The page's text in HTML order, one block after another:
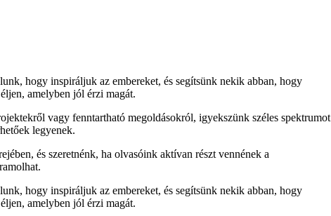
hogy inspiráljuk az embereket, és segítsünk nekik abban, hogy
amelyben jól érzi magát.
vagy fenntartható megoldásokról, igyekszünk széles spektrumot
legyenek.
és szeretnénk, ha olvasóink aktívan részt vennének a
hogy inspiráljuk az embereket, és segítsünk nekik abban, hogy
amelyben jól érzi magát.